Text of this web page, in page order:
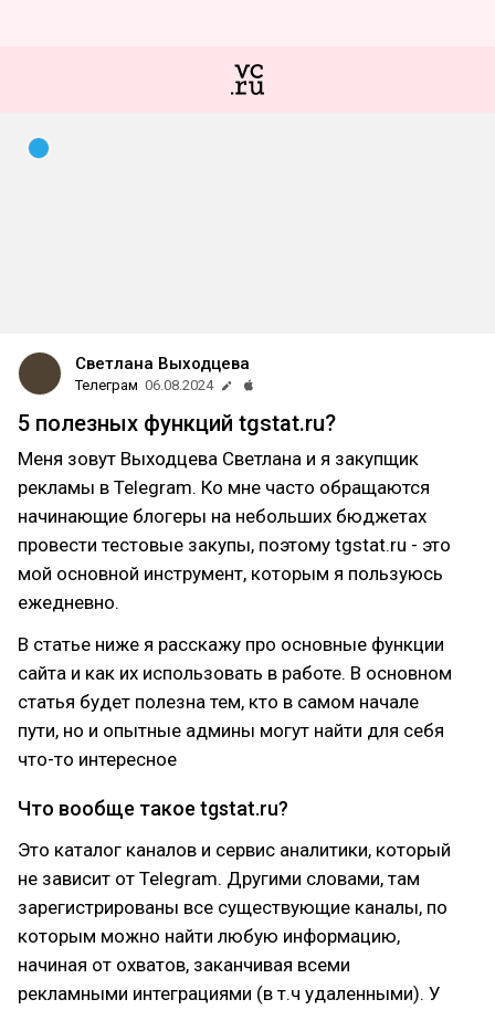
Светлана Выходцева
Телеграм 06.08.2024
5 полезных функций tgstat.ru?
Меня зовут Выходцева Светлана и я закупщик
рекламы в Telegram. Ко мне часто обращаются
начинающие блогеры на небольших бюджетах
провести тестовые закупы, поэтому tgstat.ru - это
мой основной инструмент, которым я пользуюсь
ежедневно.
В статье ниже я расскажу про основные функции
сайта и как их использовать в работе. В основном
статья будет полезна тем, кто в самом начале
пути, но и опытные админы могут найти для себя
что-то интересное
Что вообще такое tgstat.ru?
Это каталог каналов и сервис аналитики, который
не зависит от Telegram. Другими словами, там
зарегистрированы все существующие каналы, по
которым можно найти любую информацию,
начиная от охватов, заканчивая всеми
рекламными интеграциями (в т.ч удаленными). У